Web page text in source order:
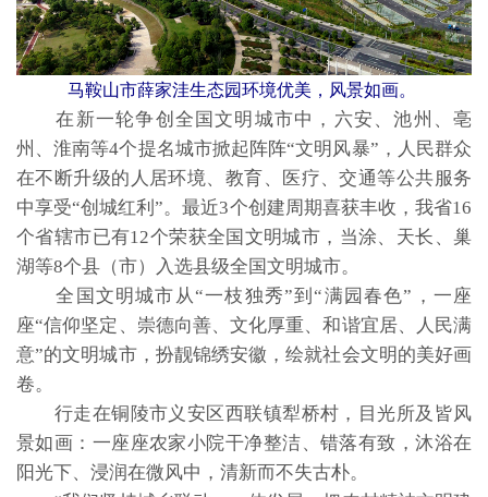
马鞍山市薛家洼生态园环境优美，风景如画。
在新一轮争创全国文明城市中，六安、池州、亳
州、淮南等4个提名城市掀起阵阵“文明风暴”，人民群众
在不断升级的人居环境、教育、医疗、交通等公共服务
中享受“创城红利”。最近3个创建周期喜获丰收，我省16
个省辖市已有12个荣获全国文明城市，当涂、天长、巢
湖等8个县（市）入选县级全国文明城市。
全国文明城市从“一枝独秀”到“满园春色”，一座
座“信仰坚定、崇德向善、文化厚重、和谐宜居、人民满
意”的文明城市，扮靓锦绣安徽，绘就社会文明的美好画
卷。
行走在铜陵市义安区西联镇犁桥村，目光所及皆风
景如画：一座座农家小院干净整洁、错落有致，沐浴在
阳光下、浸润在微风中，清新而不失古朴。